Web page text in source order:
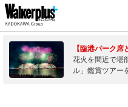
【臨港パーク席
花火を間近で堪
ル」鑑賞ツアー